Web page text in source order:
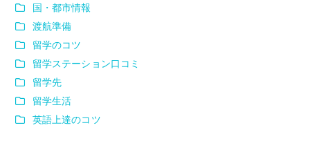
国・都市情報
渡航準備
留学のコツ
留学ステーション口コミ
留学先
留学生活
英語上達のコツ